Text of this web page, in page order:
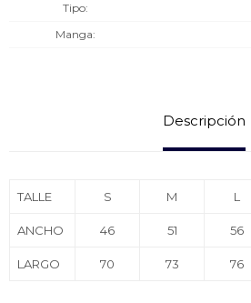
Tipo
Manga
Descripción
TALLE S M L
ANCHO 46 51 56
LARGO 70 73 76